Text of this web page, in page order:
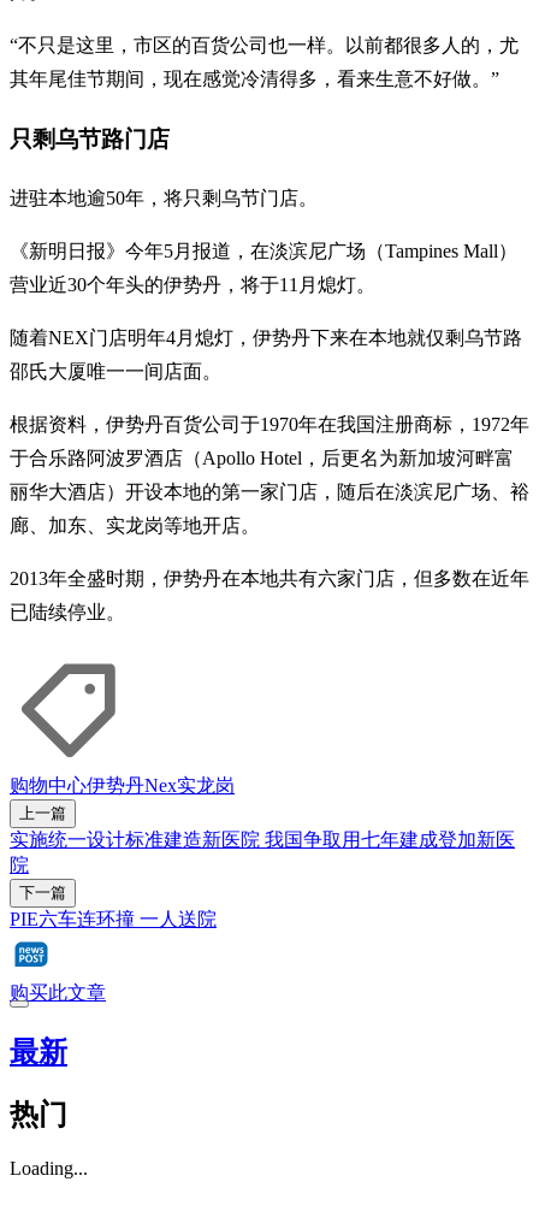
“不只是这里，市区的百货公司也一样。以前都很多人的，尤
其年尾佳节期间，现在感觉冷清得多，看来生意不好做。”
只剩乌节路门店
进驻本地逾50年，将只剩乌节门店。
《新明日报》今年5月报道，在淡滨尼广场（Tampines Mall）
营业近30个年头的伊势丹，将于11月熄灯。
随着NEX门店明年4月熄灯，伊势丹下来在本地就仅剩乌节路
邵氏大厦唯一一间店面。
根据资料，伊势丹百货公司于1970年在我国注册商标，1972年
于合乐路阿波罗酒店（Apollo Hotel，后更名为新加坡河畔富
丽华大酒店）开设本地的第一家门店，随后在淡滨尼广场、裕
廊、加东、实龙岗等地开店。
2013年全盛时期，伊势丹在本地共有六家门店，但多数在近年
已陆续停业。
购物中心伊势丹Nex实龙岗
上一篇
实施统一设计标准建造新医院 我国争取用七年建成登加新医
院
下一篇
PIE六车连环撞 一人送院
购买此文章
最新
热门
Loading...